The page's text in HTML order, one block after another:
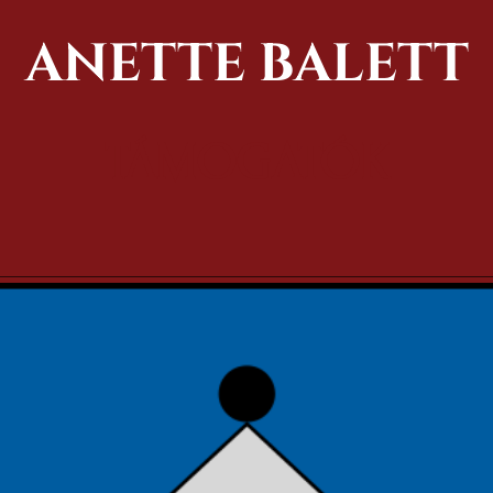
ANETTE BALETT
balett oktatás Szombathelyen, ez idő alatt gyerekek